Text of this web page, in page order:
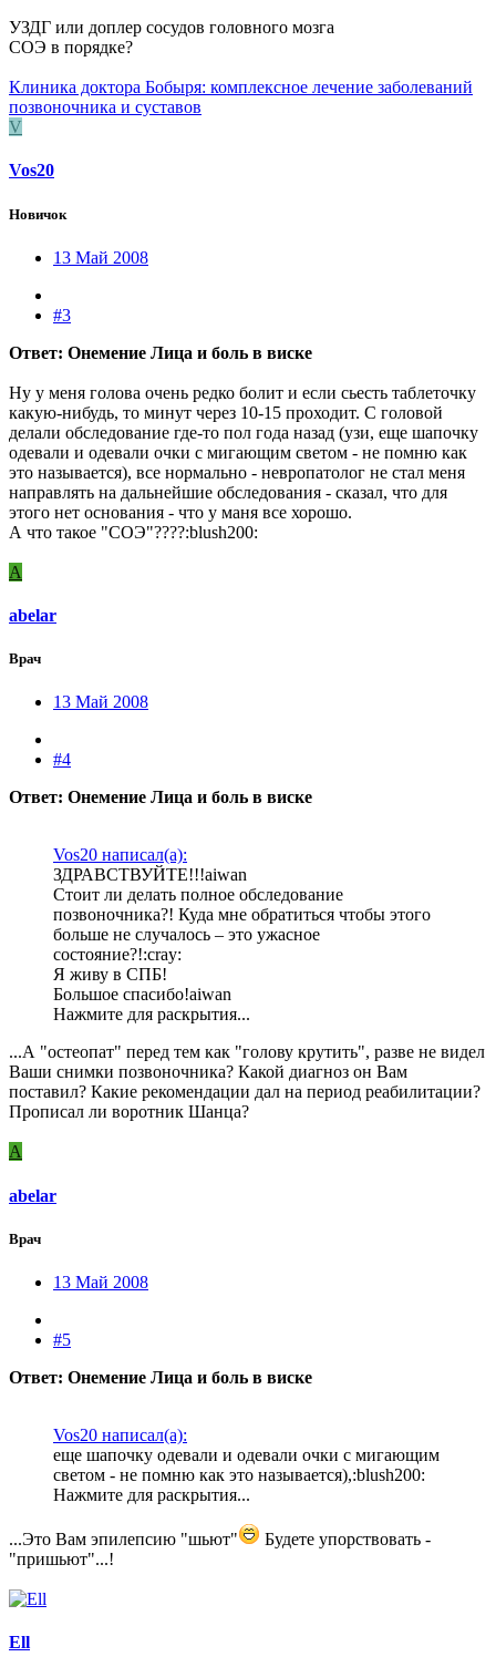
УЗДГ или доплер сосудов головного мозга
СОЭ в порядке?
Клиника доктора Бобыря: комплексное лечение заболеваний
позвоночника и суставов
V
Vos20
Новичок
13 Май 2008
#3
Ответ: Онемение Лица и боль в виске
Ну у меня голова очень редко болит и если сьесть таблеточку
какую-нибудь, то минут через 10-15 проходит. С головой
делали обследование где-то пол года назад (узи, еще шапочку
одевали и одевали очки с мигающим светом - не помню как
это называется), все нормально - невропатолог не стал меня
направлять на дальнейшие обследования - сказал, что для
этого нет основания - что у маня все хорошо.
А что такое "СОЭ"????:blush200:
A
abelar
Врач
13 Май 2008
#4
Ответ: Онемение Лица и боль в виске
Vos20 написал(а):
ЗДРАВСТВУЙТЕ!!!aiwan
Стоит ли делать полное обследование
позвоночника?! Куда мне обратиться чтобы этого
больше не случалось – это ужасное
состояние?!:cray:
Я живу в СПБ!
Большое спасибо!aiwan
Нажмите для раскрытия...
...А "остеопат" перед тем как "голову крутить", разве не видел
Ваши снимки позвоночника? Какой диагноз он Вам
поставил? Какие рекомендации дал на период реабилитации?
Прописал ли воротник Шанца?
A
abelar
Врач
13 Май 2008
#5
Ответ: Онемение Лица и боль в виске
Vos20 написал(а):
еще шапочку одевали и одевали очки с мигающим
светом - не помню как это называется),:blush200:
Нажмите для раскрытия...
...Это Вам эпилепсию "шьют"
Будете упорствовать -
"пришьют"...!
Ell